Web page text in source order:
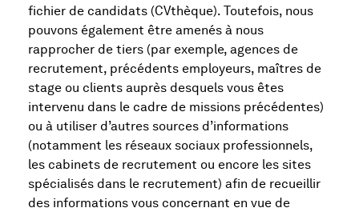
fichier de candidats (CVthèque). Toutefois, nous
pouvons également être amenés à nous
rapprocher de tiers (par exemple, agences de
recrutement, précédents employeurs, maîtres de
stage ou clients auprès desquels vous êtes
intervenu dans le cadre de missions précédentes)
ou à utiliser d’autres sources d’informations
(notamment les réseaux sociaux professionnels,
les cabinets de recrutement ou encore les sites
spécialisés dans le recrutement) afin de recueillir
des informations vous concernant en vue de